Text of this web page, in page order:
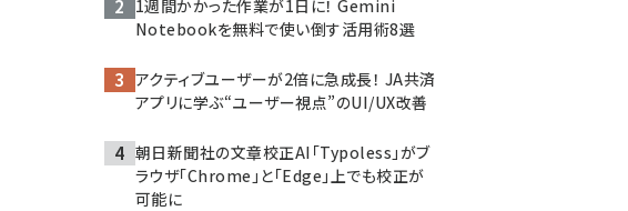
1週間かかった作業が1日に！ Gemini
Notebookを無料で使い倒す活用術8選
アクティブユーザーが2倍に急成長！ JA共済
アプリに学ぶ“ユーザー視点”のUI/UX改善
朝日新聞社の文章校正AI「Typoless」がブ
ラウザ「Chrome」と「Edge」上でも校正が
可能に